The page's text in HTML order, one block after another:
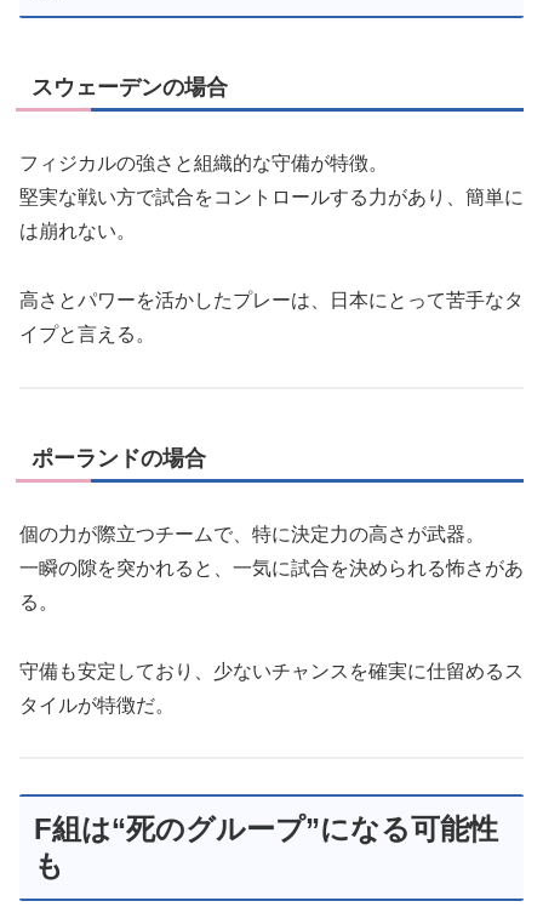
スウェーデンの場合
フィジカルの強さと組織的な守備が特徴。
堅実な戦い方で試合をコントロールする力があり、簡単に
は崩れない。
高さとパワーを活かしたプレーは、日本にとって苦手なタ
イプと言える。
ポーランドの場合
個の力が際立つチームで、特に決定力の高さが武器。
一瞬の隙を突かれると、一気に試合を決められる怖さがあ
る。
守備も安定しており、少ないチャンスを確実に仕留めるス
タイルが特徴だ。
F組は“死のグループ”になる可能性
も